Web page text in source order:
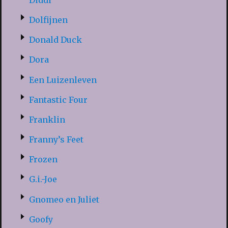
Dolfijnen
Donald Duck
Dora
Een Luizenleven
Fantastic Four
Franklin
Franny’s Feet
Frozen
G.i.-Joe
Gnomeo en Juliet
Goofy